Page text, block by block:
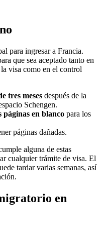
para ingresar a Francia.
que sea aceptado tanto en
visa como en el control
tres meses después de la
Schengen.
páginas en blanco para los
páginas dañadas.
alguna de estas
cualquier trámite de visa. El
tardar varias semanas, así
en